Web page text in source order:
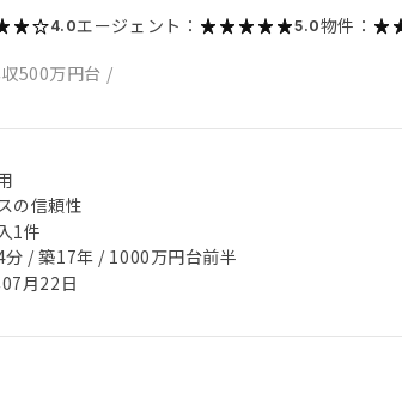
4.0エージェント： 5.0物件：
500万円台 /
の信頼性
1件
分 / 築17年 / 1000万円台前半
月22日